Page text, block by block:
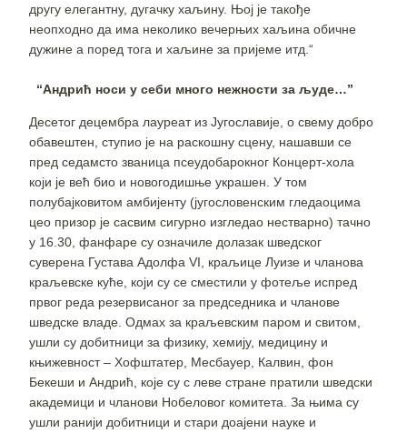
другу елегантну, дугачку хаљину. Њој је такође
неопходно да има неколико вечерњих хаљина обичне
дужине а поред тога и хаљине за пријеме итд.“
“Андрић носи у себи много нежности за људе…”
Десетог децембра лауреат из Југославије, о свему добро
обавештен, ступио је на раскошну сцену, нашавши се
пред седамсто званица псеудобарокног Концерт-хола
који је већ био и новогодишње украшен. У том
полубајковитом амбијенту (југословенским гледаоцима
цео призор је сасвим сигурно изгледао нестварно) тачно
у 16.30, фанфаре су означиле долазак шведског
суверена Густава Адолфа VI, краљице Луизе и чланова
краљевске куће, који су се сместили у фотеље испред
првог реда резервисаног за председника и чланове
шведске владе. Одмах за краљевским паром и свитом,
ушли су добитници за физику, хемију, медицину и
књижевност – Хофштатер, Месбауер, Калвин, фон
Бекеши и Андрић, које су с леве стране пратили шведски
академици и чланови Нобеловог комитета. За њима су
ушли ранији добитници и стари доајени науке и